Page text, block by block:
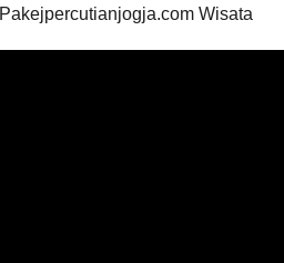
Pakejpercutianjogja.com Wisata